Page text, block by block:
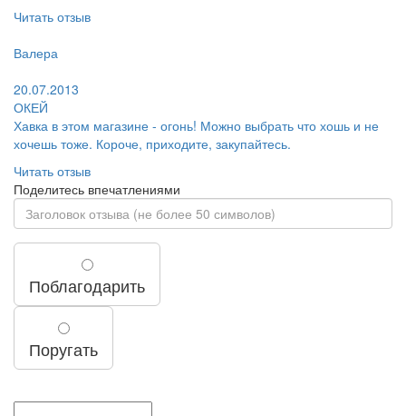
Читать отзыв
Валера
20.07.2013
ОКЕЙ
Хавка в этом магазине - огонь! Можно выбрать что хошь и не
хочешь тоже. Короче, приходите, закупайтесь.
Читать отзыв
Поделитесь впечатлениями
Поблагодарить
Поругать